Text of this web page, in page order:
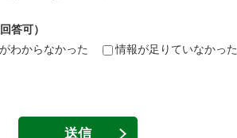
答可）
わからなかった 情報が足りていなかった